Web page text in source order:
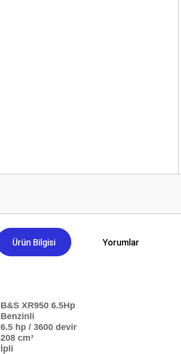
Ürün Bilgisi Yorumlar
B&S XR950 6.5Hp
Benzinli
6.5 hp / 3600 devir
208 cm³
İpli